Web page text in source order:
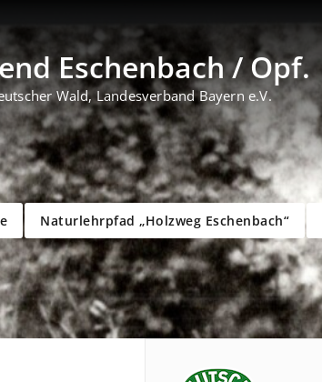
Eschenbach / Opf.
Wald, Landesverband Bayern e.V.
Naturlehrpfad „Holzweg Eschenbach“